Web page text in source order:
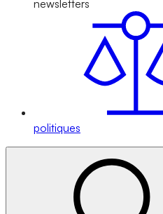
newsletters
politiques